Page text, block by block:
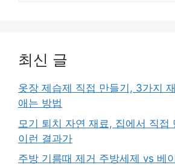
최신 글
옷장 제습제 직접 만들기, 3가지
애는 방법
모기 퇴치 자연 재료, 집에서 직접
이런 결과가
주방 기름때 제거 주방세제 vs 베